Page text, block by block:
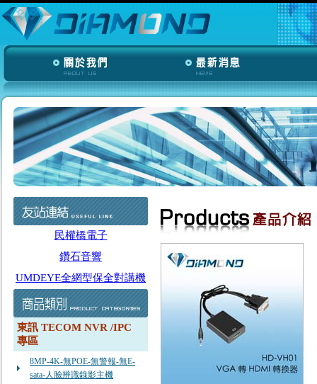
民權橋電子
鑽石音響
UMDEYE全網型保全對講機
東訊 TECOM NVR /IPC
專區
8MP-4K-無POE-無警報-無E-
sata-人臉辨識錄影主機